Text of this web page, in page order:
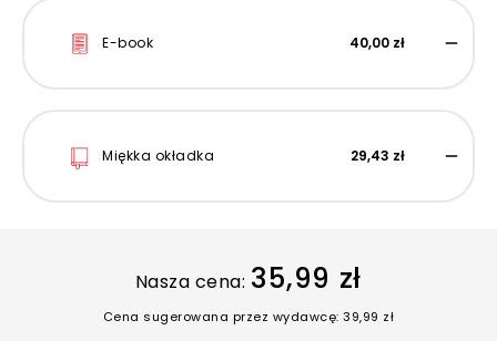
E-book 40,00 zł
Miękka okładka 29,43 zł
Nasza cena: 35,99 zł
Cena sugerowana przez wydawcę: 39,99 zł